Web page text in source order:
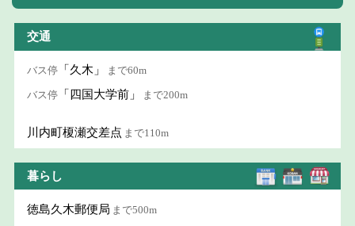
交通
バス停 「久木」 まで60m
バス停 「四国大学前」 まで200m
川内町榎瀬交差点 まで110m
暮らし
徳島久木郵便局 まで500m